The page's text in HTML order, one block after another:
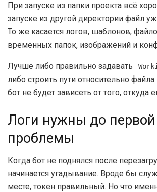
При запуске из папки проекта всё
запуске из другой директории файл
То же касается логов, шаблонов,
временных папок, изображений и
Лучше либо правильно задавать
либо строить пути относительно файла
бот не будет зависеть от того, откуда
Логи нужны до первой
проблемы
Когда бот не поднялся после
начинается угадывание. Вроде бы
месте, токен правильный. Но что